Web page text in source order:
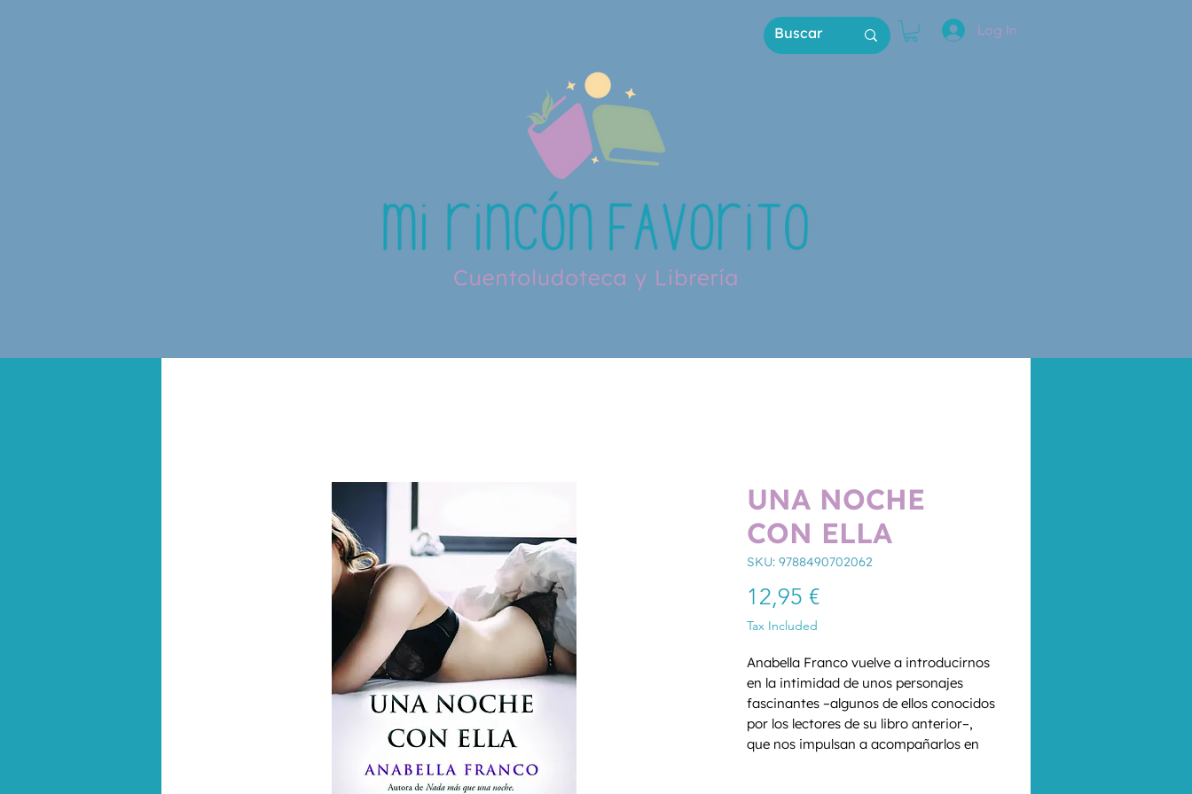
Log In
UNA NOCHE
CON ELLA
SKU: 9788490702062
12,95 €Price
Tax Included
Anabella Franco vuelve a introducirnos
en la intimidad de unos personajes
fascinantes –algunos de ellos conocidos
por los lectores de su libro anterior–,
que nos impulsan a acompañarlos en